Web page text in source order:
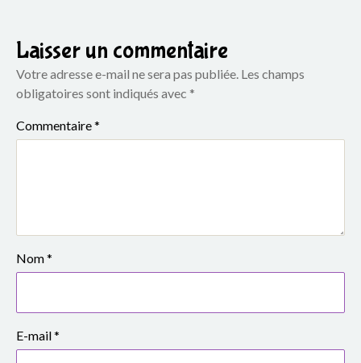
c
o
l
a
e
S
i
m
Laisser un commentaire
Votre adresse e-mail ne sera pas publiée. Les champs
obligatoires sont indiqués avec *
Commentaire*
Nom*
E-mail*